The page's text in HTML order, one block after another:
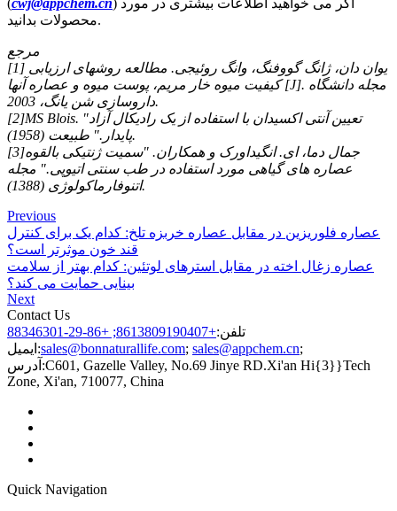
(cwj@appchem.cn) اگر می خواهید اطلاعات بیشتری در مورد
محصولات بدانید.
مرجع
[1] یوان دان، ژانگ گووفنگ، وانگ روئیجی. مطالعه روشهای ارزیابی
کیفیت میوه خار مریم، پوست میوه و عصاره آنها [J]. مجله دانشگاه
داروسازی شن یانگ، 2003.
[2]MS Blois. "تعیین آنتی اکسیدان با استفاده از یک رادیکال آزاد
پایدار." طبیعت (1958).
[3]جمال دما، ای. انگیداورک و همکاران. "سمیت ژنتیکی بالقوه
عصاره های گیاهی مورد استفاده در طب سنتی اتیوپی." مجله
اتنوفارماکولوژی (1388).
Previous
عصاره فلوریزین در مقابل عصاره خربزه تلخ: کدام یک برای کنترل
قند خون موثرتر است؟
عصاره زغال اخته در مقابل استرهای لوتئین: کدام بهتر از سلامت
بینایی حمایت می کند؟
Next
Contact Us
تلفن:+8613809190407; +86-29-88346301
ایمیل:sales@bonnaturallife.com; sales@appchem.cn;
آدرس:C601, Gazelle Valley, No.69 Jinye RD.Xi'an Hi{3}}Tech
Zone, Xi'an, 710077, China
Quick Navigation